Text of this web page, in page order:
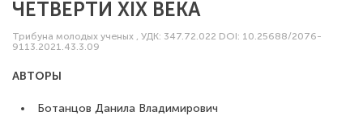
ЧЕТВЕРТИ XIX ВЕКА
Трибуна молодых ученых , УДК: 347.72.022 DOI: 10.25688/2076-
9113.2021.43.3.09
АВТОРЫ
Ботанцов Данила Владимирович